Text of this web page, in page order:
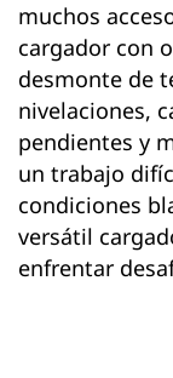
muchos
cargador con
desmonte de
nivelaciones,
pendientes y
un trabajo
condiciones
versátil
enfrentar